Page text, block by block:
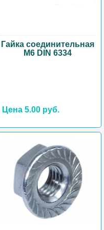
Гайка соединительная
М6 DIN 6334
Цена 5.00 руб.